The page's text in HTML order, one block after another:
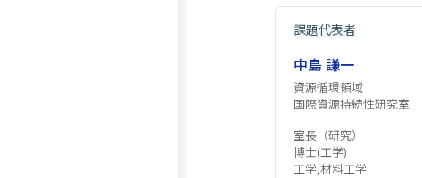
課題代表者
中島 謙一
資源循環領域
国際資源持続性研究室
室長（研究）
博士(工学)
工学,材料工学